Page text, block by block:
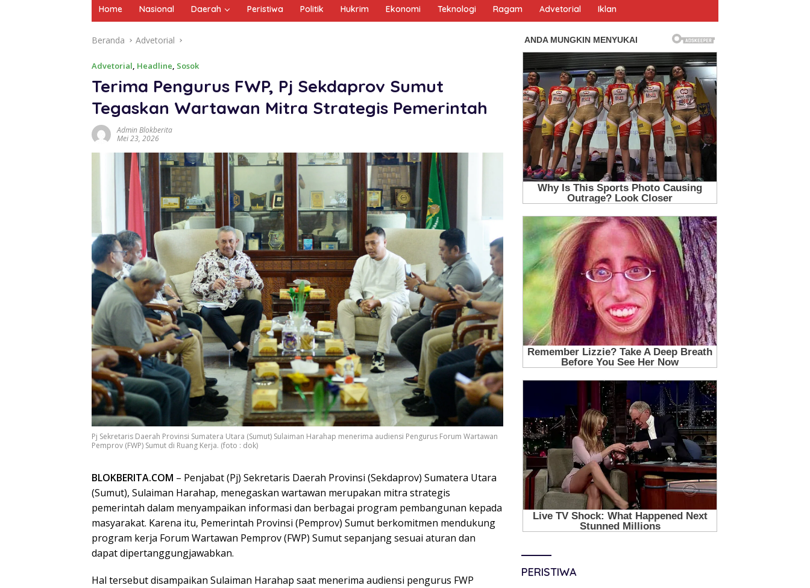
Home Nasional Daerah Peristiwa Politik Hukrim Ekonomi Teknologi Ragam Advetorial Iklan
Beranda Advetorial
Advetorial Headline Sosok
Terima Pengurus FWP, Pj Sekdaprov Sumut
Tegaskan Wartawan Mitra Strategis Pemerintah
Admin Blokberita
Mei 23, 2026
Pj Sekretaris Daerah Provinsi Sumatera Utara (Sumut) Sulaiman Harahap menerima audiensi Pengurus Forum Wartawan
Pemprov (FWP) Sumut di Ruang Kerja. (foto : dok)
BLOKBERITA.COM – Penjabat (Pj) Sekretaris Daerah Provinsi (Sekdaprov) Sumatera Utara
(Sumut), Sulaiman Harahap, menegaskan wartawan merupakan mitra strategis
pemerintah dalam menyampaikan informasi dan berbagai program pembangunan kepada
masyarakat. Karena itu, Pemerintah Provinsi (Pemprov) Sumut berkomitmen mendukung
program kerja Forum Wartawan Pemprov (FWP) Sumut sepanjang sesuai aturan dan
dapat dipertanggungjawabkan.
Hal tersebut disampaikan Sulaiman Harahap saat menerima audiensi pengurus FWP
PERISTIWA